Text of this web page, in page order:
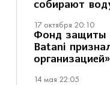
собирают
17 октября 20:10
Фонд защиты
Batani
организацией»
14 мая 22:05